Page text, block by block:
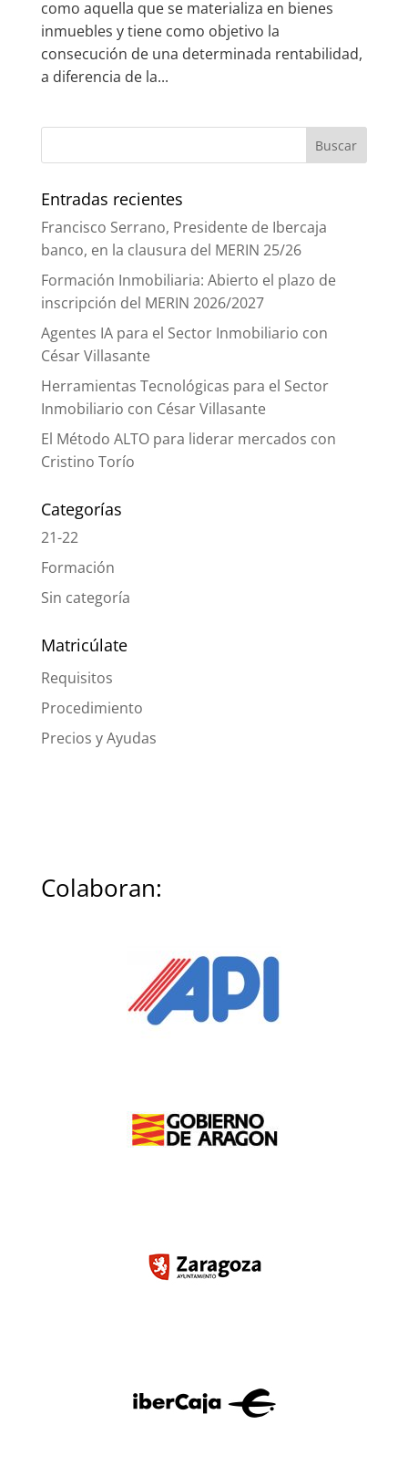
como aquella que se materializa en bienes
inmuebles y tiene como objetivo la
consecución de una determinada rentabilidad,
a diferencia de la...
Entradas recientes
Francisco Serrano, Presidente de Ibercaja
banco, en la clausura del MERIN 25/26
Formación Inmobiliaria: Abierto el plazo de
inscripción del MERIN 2026/2027
Agentes IA para el Sector Inmobiliario con
César Villasante
Herramientas Tecnológicas para el Sector
Inmobiliario con César Villasante
El Método ALTO para liderar mercados con
Cristino Torío
Categorías
21-22
Formación
Sin categoría
Matricúlate
Requisitos
Procedimiento
Precios y Ayudas
Colaboran: